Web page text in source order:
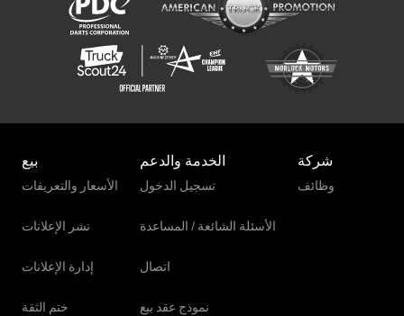
بيع
الأسعار والتعريفات
نشر الإعلانات
إدارة الإعلانات
ختم الثقة
الخدمة والدعم
تسجيل الدخول
الأسئلة الشائعة / المساعدة
اتصال
نموذج عقد بيع
شركة
وظائف